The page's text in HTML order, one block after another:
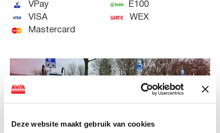
Deze website maakt gebruik van cookies
VPay
VISA
Mastercard
E100
WEX